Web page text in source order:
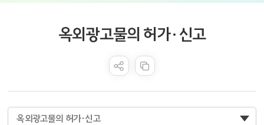
옥외광고물의 허가·신고
옥외광고물의 허가·신고